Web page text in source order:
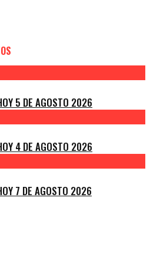
5 DE AGOSTO 2026
4 DE AGOSTO 2026
7 DE AGOSTO 2026